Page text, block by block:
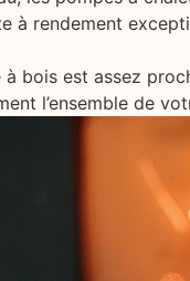
à rendement
bois est assez
l’ensemble de